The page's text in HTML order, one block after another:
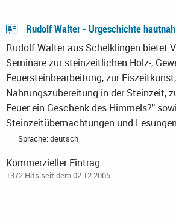
Rudolf Walter - Urgeschichte hautnah
Rudolf Walter aus Schelklingen bietet
Seminare zur steinzeitlichen Holz-,
Feuersteinbearbeitung, zur
Nahrungszubereitung in der Steinzeit,
Feuer ein Geschenk des Himmels?"
Steinzeitübernachtungen und
Sprache: deutsch
Kommerzieller Eintrag
1372 Hits seit dem 02.12.2005